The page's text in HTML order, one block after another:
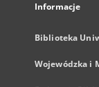
Informacje
Biblioteka
Wojewódzka i